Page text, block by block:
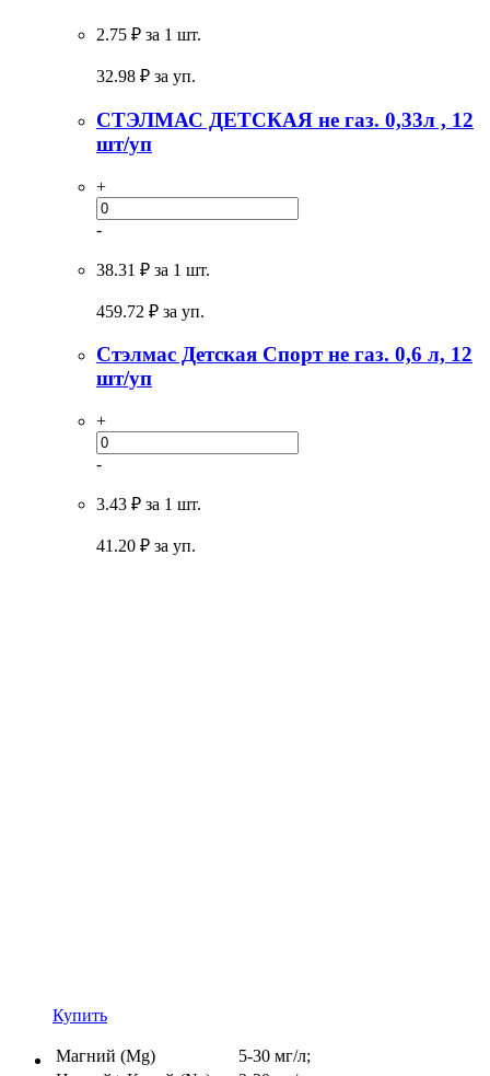
2.75 ₽ за 1 шт.
32.98 ₽ за уп.
СТЭЛМАС ДЕТСКАЯ не газ. 0,33л , 12
шт/уп
+
-
38.31 ₽ за 1 шт.
459.72 ₽ за уп.
Стэлмас Детская Спорт не газ. 0,6 л, 12
шт/уп
+
-
3.43 ₽ за 1 шт.
41.20 ₽ за уп.
Купить
Магний (Mg)
5-30 мг/л;